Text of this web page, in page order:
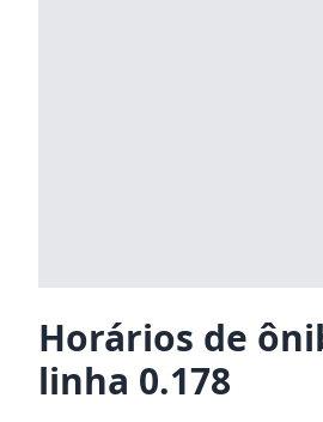
Horários de
linha 0.178